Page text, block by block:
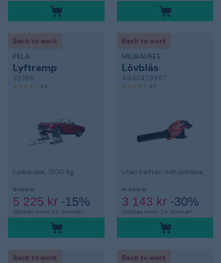
Back to work
PELA
Lyftramp
32788
4,8
hydraulisk, 1500 kg
6 143 kr
5 225 kr -15%
Skickas inom 24 timmar!
Back to work
MILWAUKEE
Lövblås
4933479987
4,6
utan batteri och laddare
4 490 kr
3 143 kr-30%
Skickas inom 24 timmar!
Back to work
Back to work